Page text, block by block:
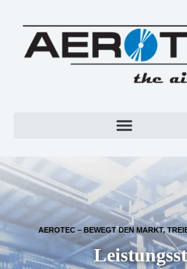
AEROTEC – BEWEGT DEN MARKT,